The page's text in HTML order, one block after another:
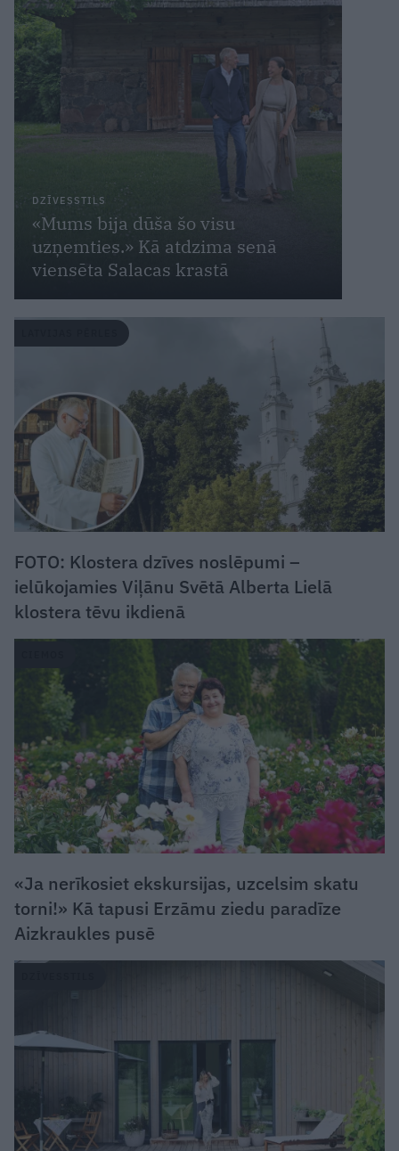
DZĪVESSTILS
«Mums bija dūša šo visu
uzņemties.» Kā atdzima senā
viensēta Salacas krastā
FOTO: Klostera dzīves noslēpumi –
ielūkojamies Viļānu Svētā Alberta Lielā
klostera tēvu ikdienā
«Ja nerīkosiet ekskursijas, uzcelsim skatu
torni!» Kā tapusi Erzāmu ziedu paradīze
Aizkraukles pusē